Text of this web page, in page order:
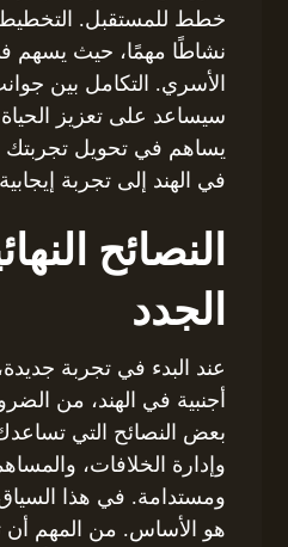
خطط للمستقبل. التخطيط
نشاطًا مهمًا، حيث يسهم
الأسري. التكامل بين
سيساعد على تعزيز الحياة
يساهم في تحويل تجربتك
في الهند إلى تجربة
النصائح
الجدد
عند البدء في تجربة
أجنبية في الهند، من
بعض النصائح التي
وإدارة الخلافات،
ومستدامة. في هذا
هو الأساس. من المهم